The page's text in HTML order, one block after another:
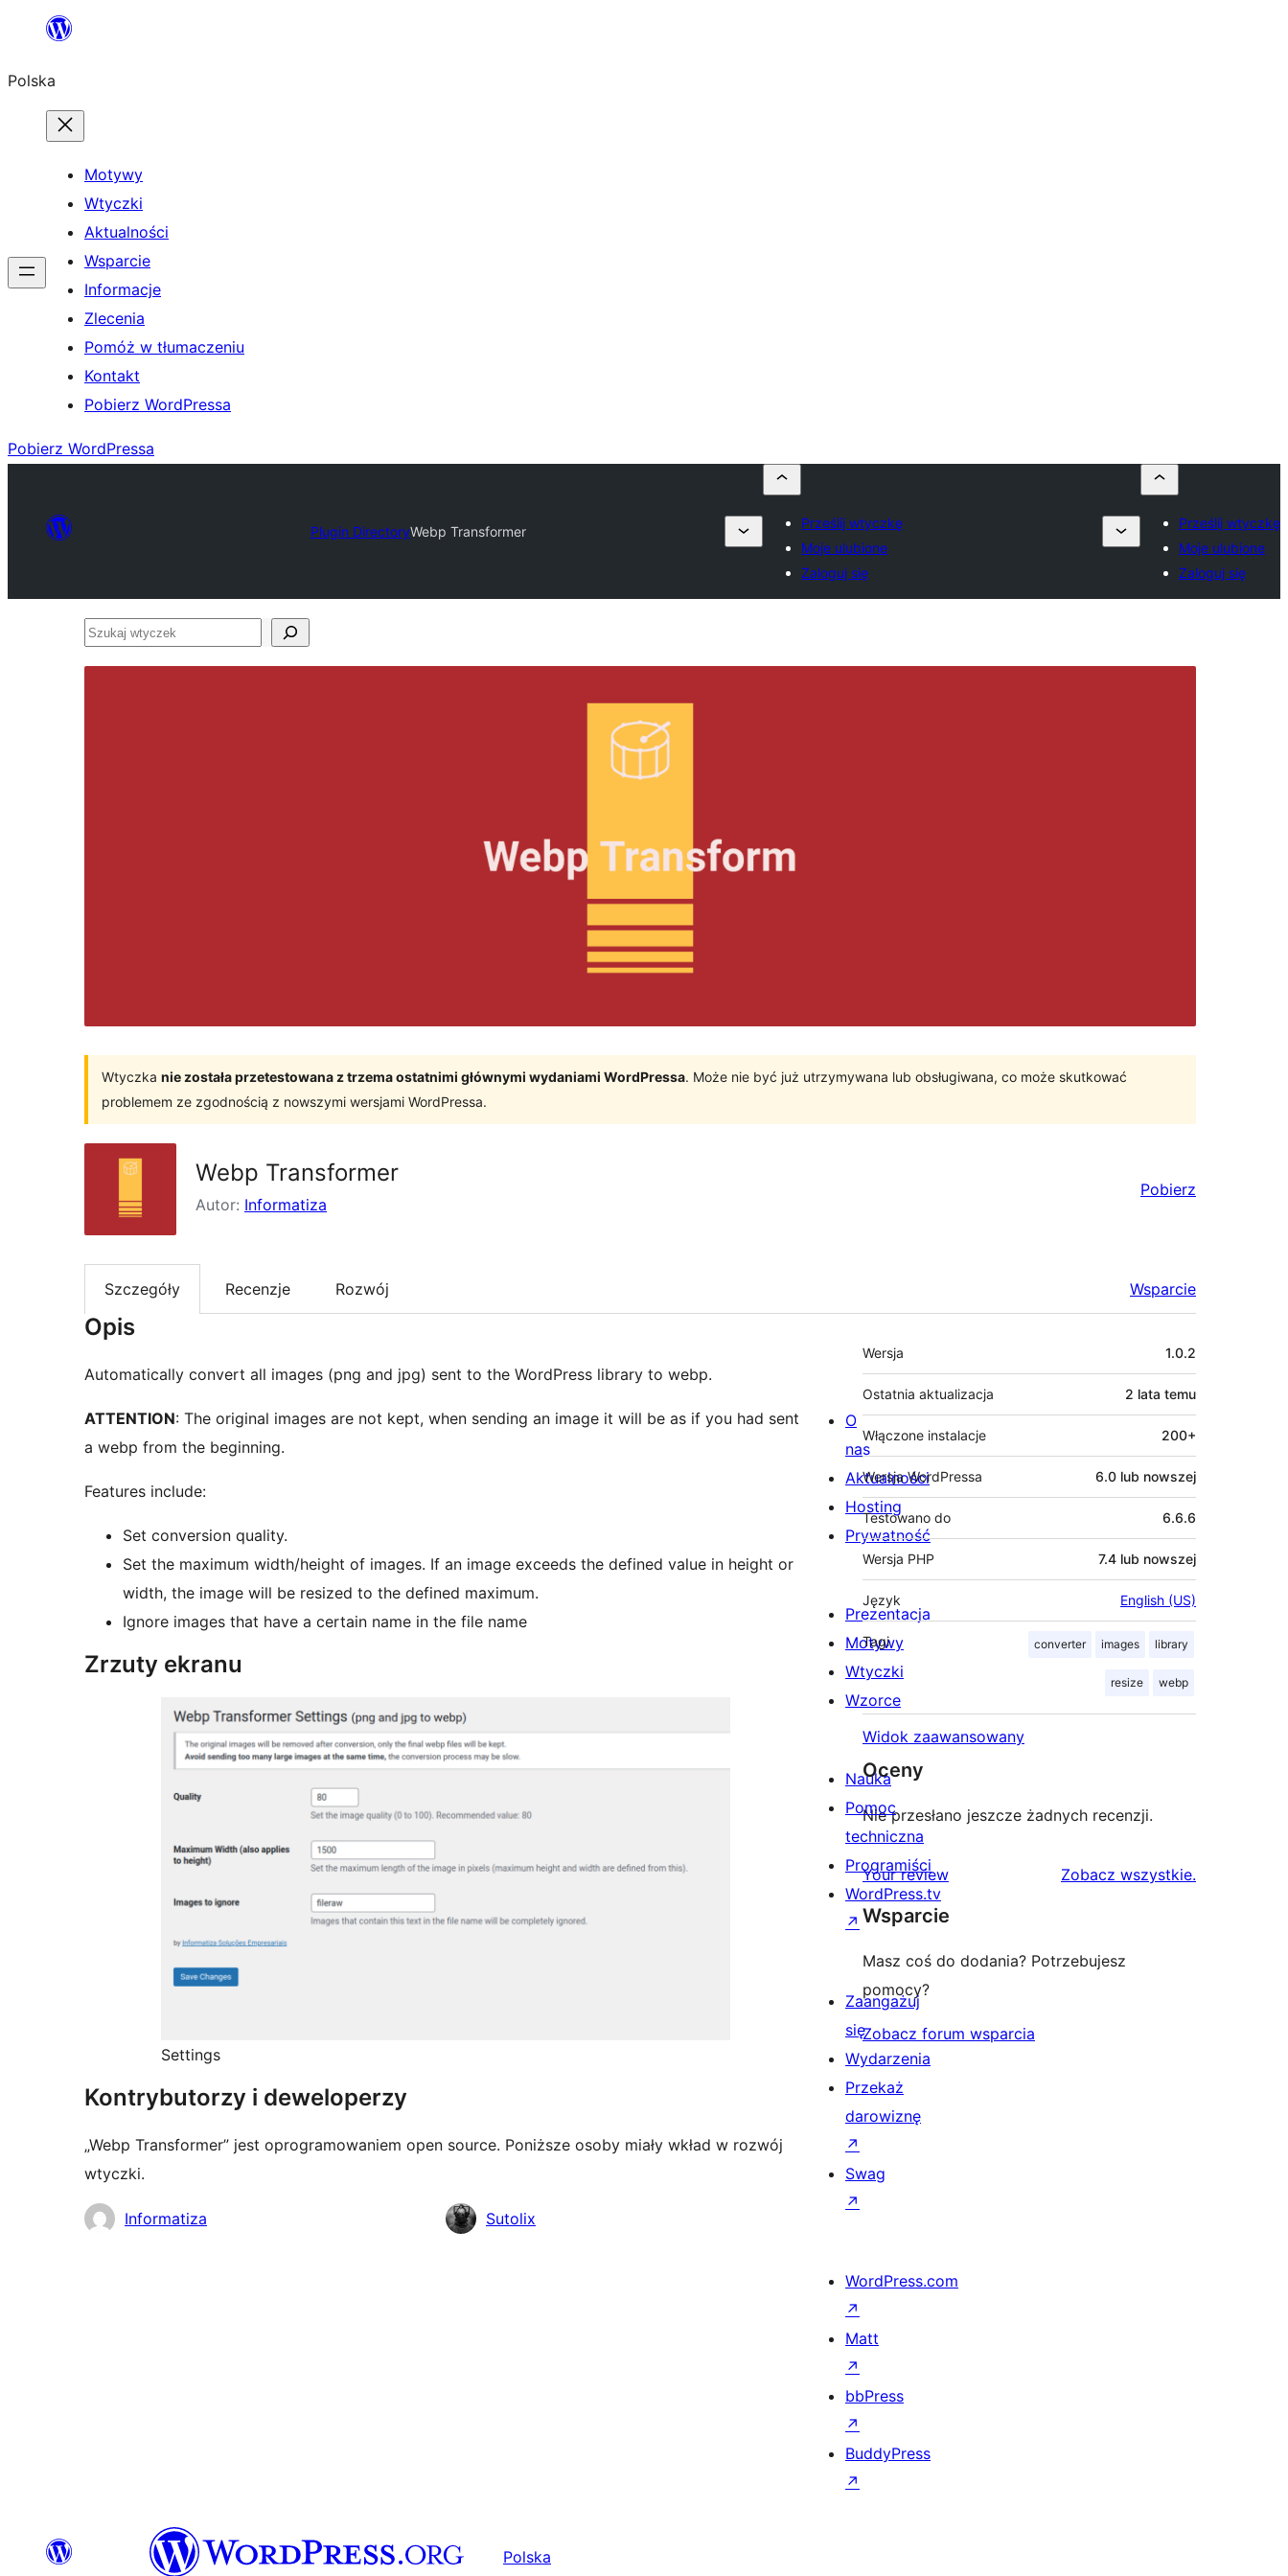
Przejdź
treści
Polska
Motywy
Wtyczki
Aktualności
Wsparcie
Informacje
Zlecenia
Pomóż w tłumaczeniu
Kontakt
Pobierz WordPressa
Pobierz WordPressa
Plugin DirectoryWebp Transformer
Prześlij wtyczkę
Moje ulubione
Zaloguj się
Prześlij wtyczkę
Moje ulubione
Zaloguj się
Szukaj
Wtyczka nie została przetestowana z trzema ostatnimi głównymi wydaniami WordPressa. Może nie być już utrzymywana lub obsługiwana, co może skutkować
problemem ze zgodnością z nowszymi wersjami WordPressa.
Webp Transformer
Autor: Informatiza
Pobierz
Szczegóły Recenzje Rozwój Wsparcie
Opis
Automatically convert all images (png and jpg) sent to the WordPress library to webp.
ATTENTION: The original images are not kept, when sending an image it will be as if you had sent
a webp from the beginning.
Features include:
Set conversion quality.
Set the maximum width/height of images. If an image exceeds the defined value in height or
width, the image will be resized to the defined maximum.
Ignore images that have a certain name in the file name
Zrzuty ekranu
Settings
Kontrybutorzy i deweloperzy
„Webp Transformer” jest oprogramowaniem open source. Poniższe osoby miały wkład w rozwój
wtyczki.
Zaangażowani
Informatiza Sutolix
Meta
Wersja 1.0.2
Ostatnia aktualizacja 2 lata temu
Włączone instalacje 200+
Wersja WordPressa 6.0 lub nowszej
Testowano do 6.6.6
Wersja PHP 7.4 lub nowszej
Język English (US)
Tagi converter images library
resize webp
Widok zaawansowany
Oceny
Nie przesłano jeszcze żadnych recenzji.
Your review Zobacz wszystkierecenzje
.
Wsparcie
Masz coś do dodania? Potrzebujesz
pomocy?
Zobacz forum wsparcia
O
nas
Aktualności
Hosting
Prywatność
Prezentacja
Motywy
Wtyczki
Wzorce
Nauka
Pomoc
techniczna
Programiści
WordPress.tv
↗
Zaangażuj
się
Wydarzenia
Przekaż
darowiznę
↗
Swag
↗
WordPress.com
↗
Matt
↗
bbPress
↗
BuddyPress
↗
Polska